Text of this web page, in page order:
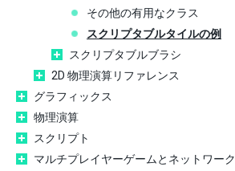
その他の有用なクラス
スクリプタブルタイルの例
スクリプタブルブラシ
2D 物理演算リファレンス
グラフィックス
物理演算
スクリプト
マルチプレイヤーゲームとネットワーク